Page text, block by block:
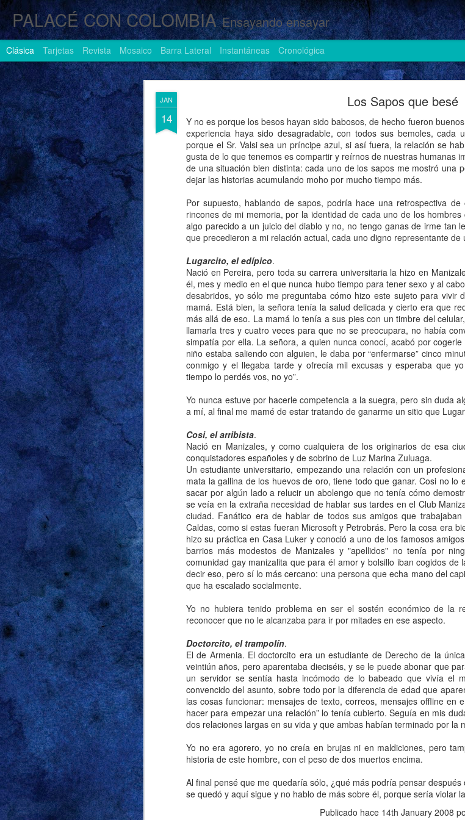
JAN
14
Los Sapos que besé
Y no es porque los besos hayan sido babosos, de hecho fueron
experiencia haya sido desagradable, con todos sus bemoles, cada
porque el Sr. Valsi sea un príncipe azul, si así fuera, la relación se
gusta de lo que tenemos es compartir y reírnos de nuestras humanas
de una situación bien distinta: cada uno de los sapos me mostró una
dejar las historias acumulando moho por mucho tiempo más.
Por supuesto, hablando de sapos, podría hace una retrospectiva
rincones de mi memoria, por la identidad de cada uno de los
algo parecido a un juicio del diablo y no, no tengo ganas de irme tan
que precedieron a mi relación actual, cada uno digno representante de
Lugarcito, el edípico.
Nació en Pereira, pero toda su carrera universitaria la hizo en
él, mes y medio en el que nunca hubo tiempo para tener sexo y al
desabridos, yo sólo me preguntaba cómo hizo este sujeto para vivir
mamá. Está bien, la señora tenía la salud delicada y cierto era que
más allá de eso. La mamá lo tenía a sus pies con un timbre del
llamarla tres y cuatro veces para que no se preocupara, no había
simpatía por ella. La señora, a quien nunca conocí, acabó por
niño estaba saliendo con alguien, le daba por “enfermarse” cinco
conmigo y el llegaba tarde y ofrecía mil excusas y esperaba que
tiempo lo perdés vos, no yo”.
Yo nunca estuve por hacerle competencia a la suegra, pero sin duda
a mí, al final me mamé de estar tratando de ganarme un sitio que
Cosi, el arribista.
Nació en Manizales, y como cualquiera de los originarios de esa
conquistadores españoles y de sobrino de Luz Marina Zuluaga.
Un estudiante universitario, empezando una relación con un
mata la gallina de los huevos de oro, tiene todo que ganar. Cosi no
sacar por algún lado a relucir un abolengo que no tenía cómo
se veía en la extraña necesidad de hablar sus tardes en el Club
ciudad. Fanático era de hablar de todos sus amigos que
Caldas, como si estas fueran Microsoft y Petrobrás. Pero la cosa era
hizo su práctica en Casa Luker y conoció a uno de los famosos
barrios más modestos de Manizales y "apellidos" no tenía por
comunidad gay manizalita que para él amor y bolsillo iban cogidos
decir eso, pero sí lo más cercano: una persona que echa mano del
que ha escalado socialmente.
Yo no hubiera tenido problema en ser el sostén económico de la
reconocer que no le alcanzaba para ir por mitades en ese aspecto.
Doctorcito, el trampolín.
El de Armenia. El doctorcito era un estudiante de Derecho de la
veintiún años, pero aparentaba dieciséis, y se le puede abonar que
un servidor se sentía hasta incómodo de lo babeado que vivía el
convencido del asunto, sobre todo por la diferencia de edad que
las cosas funcionar: mensajes de texto, correos, mensajes offline en
hacer para empezar una relación” lo tenía cubierto. Seguía en mis
dos relaciones largas en su vida y que ambas habían terminado por
Yo no era agorero, yo no creía en brujas ni en maldiciones, pero
historia de este hombre, con el peso de dos muertos encima.
Al final pensé que me quedaría sólo, ¿qué más podría pensar
se quedó y aquí sigue y no hablo de más sobre él, porque sería violar
Publicado hace 14th January 2008
PALACÉ CON COLOMBIA Ensayando ensayar
Clásica Tarjetas Revista Mosaico Barra Lateral Instantáneas Cronológica
AUG
1
Cosas de heteros (II)
Decía mi abuela: “El amor es ciego, pero los vecinos no”
relaciones no convencionales. Por lo general, porque le
escuché más de una vez, el comentario se refería a parejas
en términos de edad, clase social o raza. Y sí, mi abuela era
haya crecido en una versión distinta de Colombia, que tire la
todos los trató muy bien, así que la discusión sobre
respecto. Y lo que detectaron tanto mi radar como el suyo,
demasiado grande para dejarlo pasar. Todo comenzó en
comienzo del verano trajo consigo unos aguaceros de
nuestra casa vueltas miseria. Por eso, en cuanto escuché el
que no cayeran las unas sobre las otras. Mientras estaba en
vecino que en los dos años que vivió en la cuadra no me
Grace para no dejarla anónima. No sé con exactitud qué
unos 50 centímetros de alto, lo encendió, lo miró atentísima por
puerta tras cerrarla tras de sí. El indígena soy yo, pero la
decidida a recordarme que la superstición también puede ser
Las cábalas sobre el ritual ocuparon sesudos debates en
siguientes, pero preferimos no darle mayor importancia.
sin agregar más detalles. Eso hasta que empezamos a reparar
gritaba “mi mamá me mima, mi mamá me ama” a los cuatro
para el cumpleaños de un cacorro, no le alcanzaban para
desencadenó la observación fue una bermuda que le caía
fuck me shorts . Sonará heteronormativo, pero los hombres
sospechas. Y las sospechas se intensificaron en cuanto la
Supimos que había problemas en el hogar de Will y Grace
vodka-tonics en el porche. Que Will hubiera hecho chirriar las
casa fue mucho menos espectacular que lo que ocurrió
agravios que le espetó a quien estuviera al otro lado de la
tampoco problemas financieros o con la división de los
incompatibilidad de personalidades haciendo metástasis tras